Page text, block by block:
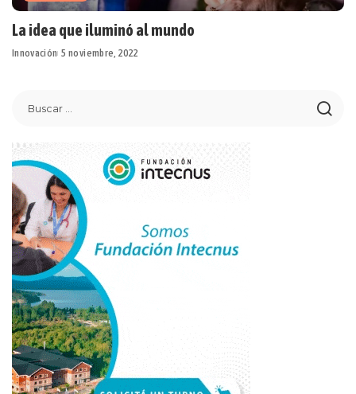
La idea que iluminó al mundo
Innovación 5 noviembre, 2022